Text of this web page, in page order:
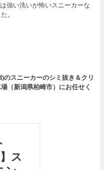
強い洗いが怖いスニーカーな
。
スニーカーのシミ抜き＆クリ
（新潟県柏崎市）にお任せく